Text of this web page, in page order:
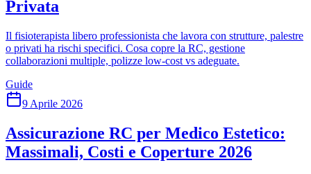
Privata
Il fisioterapista libero professionista che lavora con strutture, palestre
o privati ha rischi specifici. Cosa copre la RC, gestione
collaborazioni multiple, polizze low-cost vs adeguate.
Guide
9 Aprile 2026
Assicurazione RC per Medico Estetico:
Massimali, Costi e Coperture 2026